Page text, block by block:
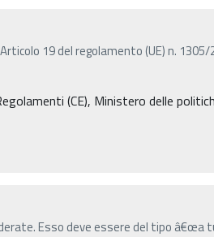
19 del regolamento (UE) n. 1305/
(CE), Ministero delle
Esso deve essere del tipo â€œa